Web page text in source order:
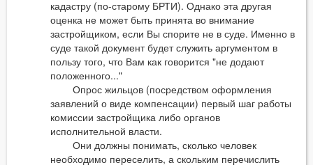
кадастру (по-старому БРТИ). Однако эта другая
оценка не может быть принята во внимание
застройщиком, если Вы спорите не в суде. Именно в
суде такой документ будет служить аргументом в
пользу того, что Вам как говорится "не додают
положенного..."
Опрос жильцов (посредством оформления
заявлений о виде компенсации) первый шаг работы
комиссии застройщика либо органов
исполнительной власти.
Они должны понимать, сколько человек
необходимо переселить, а скольким перечислить